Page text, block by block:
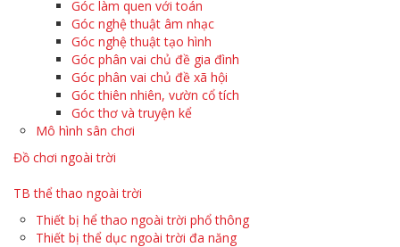
Góc làm quen với toán
Góc nghệ thuật âm nhạc
Góc nghệ thuật tạo hình
Góc phân vai chủ đề gia đình
Góc phân vai chủ đề xã hội
Góc thiên nhiên, vườn cổ tích
Góc thơ và truyện kể
Mô hình sân chơi
Đồ chơi ngoài trời
TB thể thao ngoài trời
Thiết bị hể thao ngoài trời phổ thông
Thiết bị thể dục ngoài trời đa năng